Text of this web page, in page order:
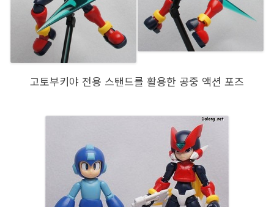
고토부키야 전용 스탠드를 활용한 공중 액션 포즈